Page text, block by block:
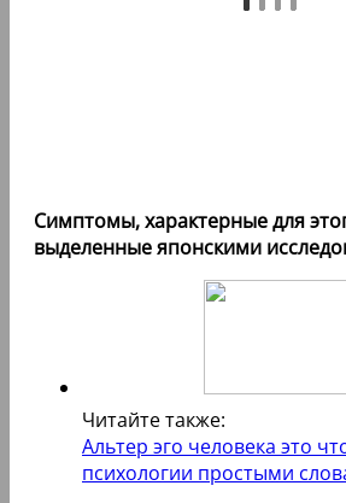
Симптомы, характерные для
выделенные японскими
Читайте также:
Альтер эго человека это
психологии простыми